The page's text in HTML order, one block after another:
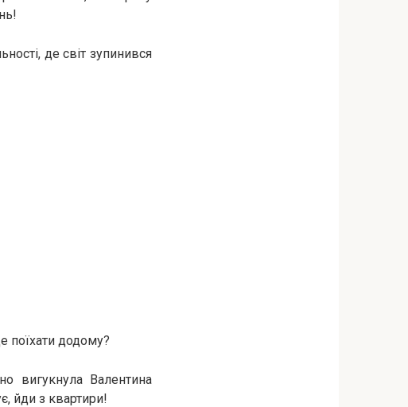
де світ зупинився
поїхати додому?
вигукнула Валентина
йди з квартири!